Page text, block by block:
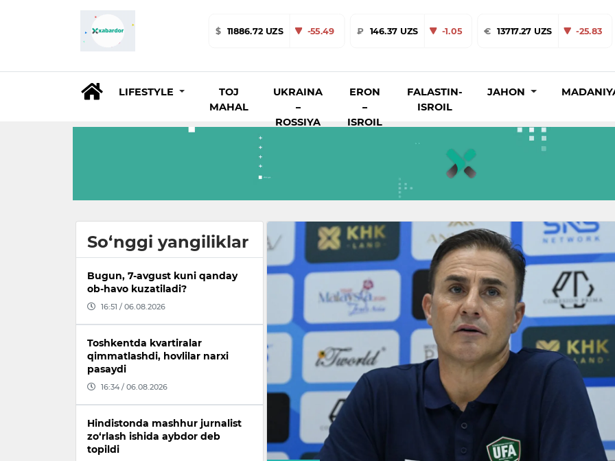
$ 11886.72 UZS -55.49 ₽ 146.37 UZS -1.05 € 13717.27 UZS -25.83
LIFESTYLE
TOJ
MAHAL
UKRAINA
–
ROSSIYA
ERON
–
ISROIL
FALASTIN-
ISROIL
JAHON
So‘nggi yangiliklar
Bugun, 7-avgust kuni qanday
ob-havo kuzatiladi?
16:51 / 06.08.2026
Toshkentda kvartiralar
qimmatlashdi, hovlilar narxi
pasaydi
16:34 / 06.08.2026
Hindistonda mashhur jurnalist
zo‘rlash ishida aybdor deb
topildi